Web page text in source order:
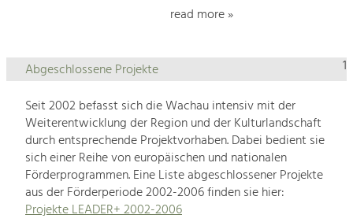
read more »
1
Abgeschlossene Projekte
Seit 2002 befasst sich die Wachau intensiv mit der
Weiterentwicklung der Region und der Kulturlandschaft
durch entsprechende Projektvorhaben. Dabei bedient sie
sich einer Reihe von europäischen und nationalen
Förderprogrammen. Eine Liste abgeschlossener Projekte
aus der Förderperiode 2002-2006 finden sie hier:
Projekte LEADER+ 2002-2006